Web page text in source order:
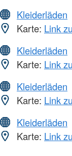
Kleiderläden
Karte: Link
Kleiderläden
Karte: Link
Kleiderläden
Karte: Link
Kleiderläden
Karte: Link